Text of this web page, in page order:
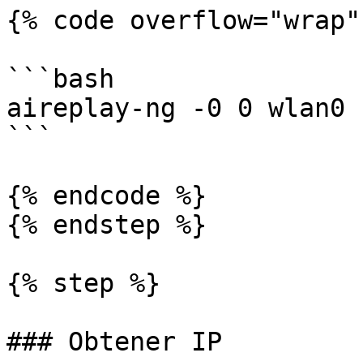
{% code
```bash
aireplay-ng -0 0 wlan0 -
```
{% endcode %}
{% endstep %}
{% step %}
### Obtener IP